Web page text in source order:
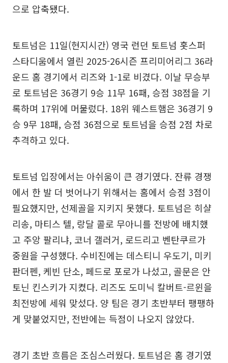
으로 압축됐다.
토트넘은 11일(현지시간) 영국 런던 토트넘 홋스퍼
스타디움에서 열린 2025-26시즌 프리미어리그 36라
운드 홈 경기에서 리즈와 1-1로 비겼다. 이날 무승부
로 토트넘은 36경기 9승 11무 16패, 승점 38점을 기
록하며 17위에 머물렀다. 18위 웨스트햄은 36경기 9
승 9무 18패, 승점 36점으로 토트넘을 승점 2점 차로
추격하고 있다.
토트넘 입장에서는 아쉬움이 큰 경기였다. 잔류 경쟁
에서 한 발 더 벗어나기 위해서는 홈에서 승점 3점이
필요했지만, 선제골을 지키지 못했다. 토트넘은 히샬
리송, 마티스 텔, 랑달 콜로 무아니를 전방에 배치했
고 주앙 팔리냐, 코너 갤러거, 로드리고 벤탄쿠르가
중원을 구성했다. 수비진에는 데스티니 우도기, 미키
판더펜, 케빈 단소, 페드로 포로가 나섰고, 골문은 안
토닌 킨스키가 지켰다. 리즈도 도미닉 칼버트-르윈을
최전방에 세워 맞섰다. 양 팀은 경기 초반부터 팽팽하
게 맞붙었지만, 전반에는 득점이 나오지 않았다.
경기 초반 흐름은 조심스러웠다. 토트넘은 홈 경기였